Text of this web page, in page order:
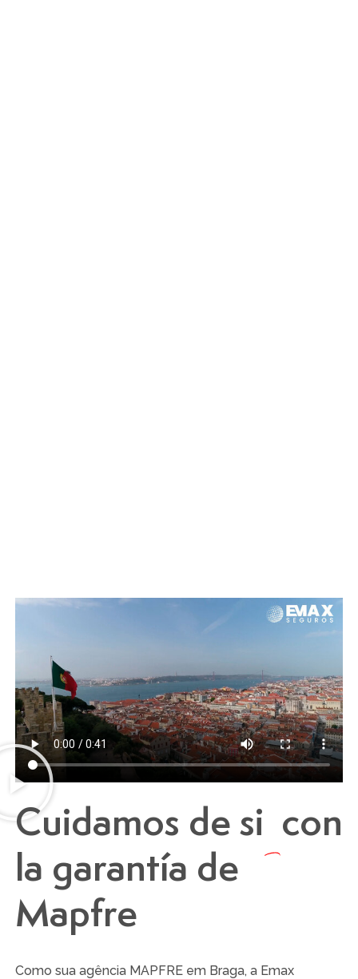
Cuidamos de si con
la garantía de
Mapfre
Como sua agência MAPFRE em Braga, a Emax